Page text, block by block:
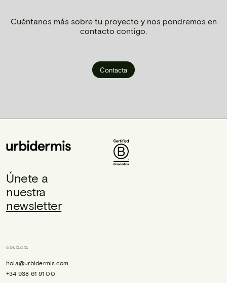
Cuéntanos más sobre tu proyecto y nos pondremos en
contacto contigo.
Contacta
Únete a
nuestra
newsletter
CONTACTA
hola@urbidermis.com
+34 938 61 91 00